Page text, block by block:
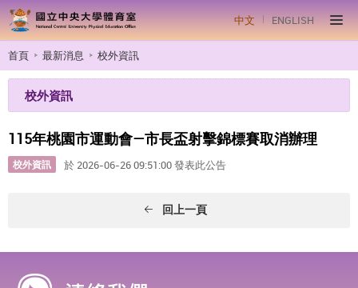
中文 ENGLISH
首頁 最新消息 校外資訊
校外資訊
115年桃園市運動會—市長盃射擊錦標賽取消辦理
校外資訊 於 2026-06-26 09:51:00 發表此公告
回上一頁